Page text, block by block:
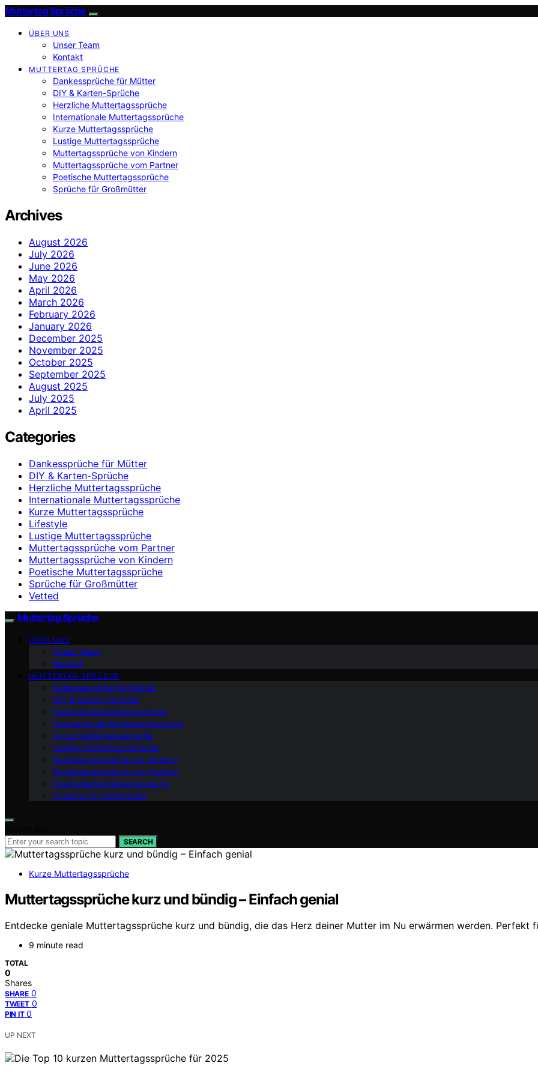
Muttertag Sprüche
ÜBER UNS
Unser Team
Kontakt
MUTTERTAG SPRÜCHE
Dankessprüche für Mütter
DIY & Karten-Sprüche
Herzliche Muttertagssprüche
Internationale Muttertagssprüche
Kurze Muttertagssprüche
Lustige Muttertagssprüche
Muttertagssprüche von Kindern
Muttertagssprüche vom Partner
Poetische Muttertagssprüche
Sprüche für Großmütter
Archives
August 2026
July 2026
June 2026
May 2026
April 2026
March 2026
February 2026
January 2026
December 2025
November 2025
October 2025
September 2025
August 2025
July 2025
April 2025
Categories
Dankessprüche für Mütter
DIY & Karten-Sprüche
Herzliche Muttertagssprüche
Internationale Muttertagssprüche
Kurze Muttertagssprüche
Lifestyle
Lustige Muttertagssprüche
Muttertagssprüche vom Partner
Muttertagssprüche von Kindern
Poetische Muttertagssprüche
Sprüche für Großmütter
Vetted
Muttertag Sprüche
ÜBER UNS
Unser Team
Kontakt
MUTTERTAG SPRÜCHE
Dankessprüche für Mütter
DIY & Karten-Sprüche
Herzliche Muttertagssprüche
Internationale Muttertagssprüche
Kurze Muttertagssprüche
Lustige Muttertagssprüche
Muttertagssprüche von Kindern
Muttertagssprüche vom Partner
Poetische Muttertagssprüche
Sprüche für Großmütter
SEARCH
Kurze Muttertagssprüche
Muttertagssprüche kurz und bündig – Einfach genial
Entdecke geniale Muttertagssprüche kurz und bündig, die das Herz deiner Mutter im Nu erwärmen werden. Perfekt
9 minute read
TOTAL
0
Shares
SHARE 0
TWEET 0
PIN IT 0
UP NEXT